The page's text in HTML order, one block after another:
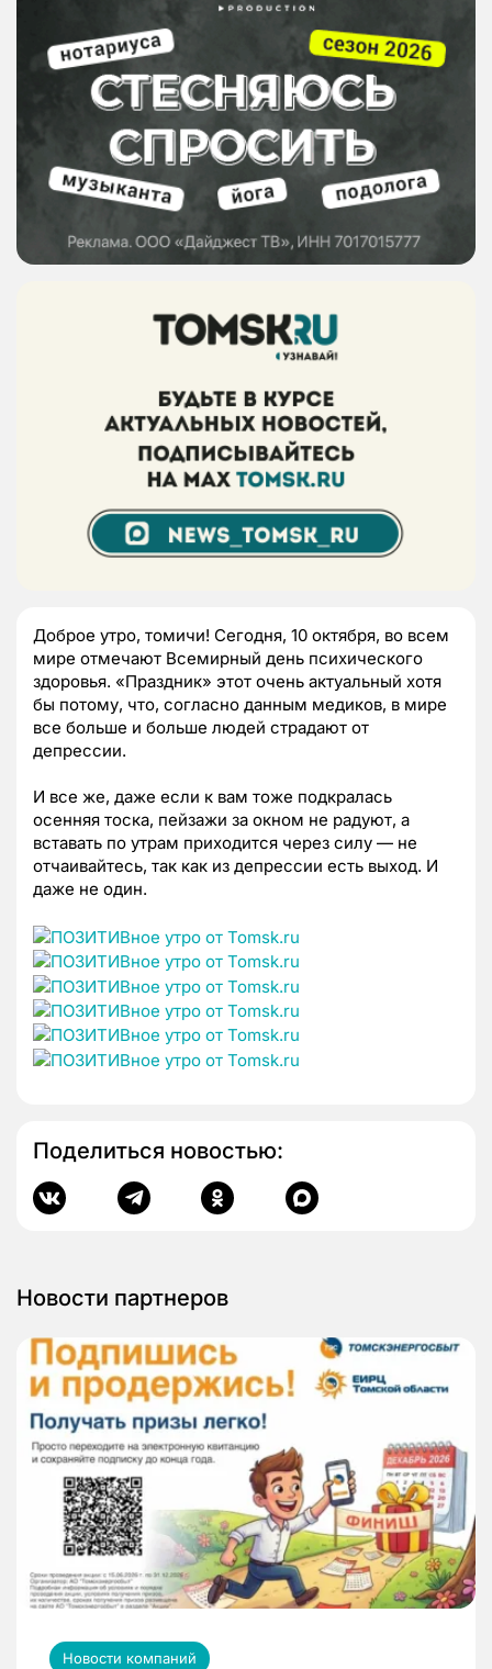
Доброе утро, томичи! Сегодня, 10 октября, во всем
мире отмечают Всемирный день психического
здоровья. «Праздник» этот очень актуальный хотя
бы потому, что, согласно данным медиков, в мире
все больше и больше людей страдают от
депрессии.
И все же, даже если к вам тоже подкралась
осенняя тоска, пейзажи за окном не радуют, а
вставать по утрам приходится через силу — не
отчаивайтесь, так как из депрессии есть выход. И
даже не один.
Поделиться новостью:
Новости партнеров
Новости компаний